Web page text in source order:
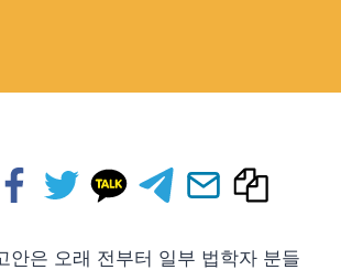
안은 오래 전부터 일부 법학자 분들